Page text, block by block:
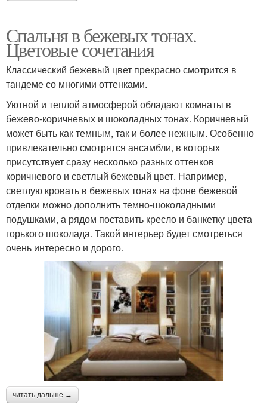
Спальня в бежевых тонах.
Цветовые сочетания
Классический бежевый цвет прекрасно смотрится в
тандеме со многими оттенками.
Уютной и теплой атмосферой обладают комнаты в
бежево-коричневых и шоколадных тонах. Коричневый
может быть как темным, так и более нежным. Особенно
привлекательно смотрятся ансамбли, в которых
присутствует сразу несколько разных оттенков
коричневого и светлый бежевый цвет. Например,
светлую кровать в бежевых тонах на фоне бежевой
отделки можно дополнить темно-шоколадными
подушками, а рядом поставить кресло и банкетку цвета
горького шоколада. Такой интерьер будет смотреться
очень интересно и дорого.
читать дальше →